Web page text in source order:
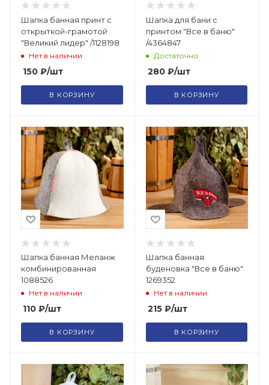
Шапка банная принт с
открыткой-грамотой
"Великий лидер" /1128198
Нет в наличии
150 ₽/шт
В КОРЗИНУ
Шапка для бани с
принтом "Все в баню"
/4364847
Достаточно
280₽/шт
В КОРЗИНУ
Шапка банная Меланж
комбинированная
1088526
Нет в наличии
110 ₽/шт
В КОРЗИНУ
Шапка банная
буденовка "Все в баню"
1269352
Нет в наличии
215₽/шт
В КОРЗИНУ